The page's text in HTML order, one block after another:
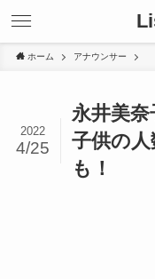
ホーム アナウンサー
永井美奈
子供の
も！
2022
4/25